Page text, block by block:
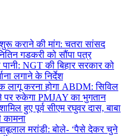
शुरू कराने की मांग: चतरा सांसद
गडकरी को सौंपा पत्र
पानी: NGT की बिहार सरकार को
लगाने के निर्देश
लागू करना होगा ABDM: सिविल
पर रुकेगा PMJAY का भुगतान
हुए पूर्व सीएम रघुवर दास, बाबा
कामना
मरांडी: बोले- ‘पैसे देकर चुने